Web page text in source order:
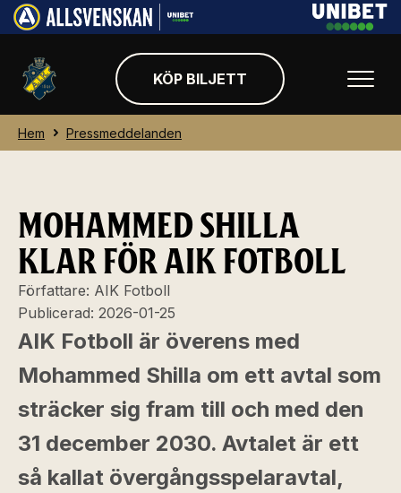
KÖP BILJETT
Hem Pressmeddelanden
MOHAMMED SHILLA
KLAR FÖR AIK FOTBOLL
Författare: AIK Fotboll
Publicerad: 2026-01-25
AIK Fotboll är överens med
Mohammed Shilla om ett avtal som
sträcker sig fram till och med den
31 december 2030. Avtalet är ett
så kallat övergångsspelaravtal,